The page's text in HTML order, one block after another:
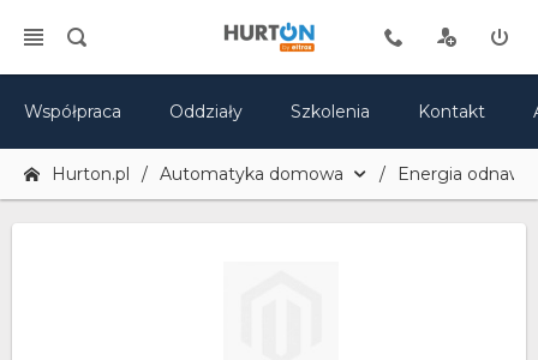
Współpraca Oddziały Szkolenia Kontakt
Hurton.pl Automatyka domowa Energia